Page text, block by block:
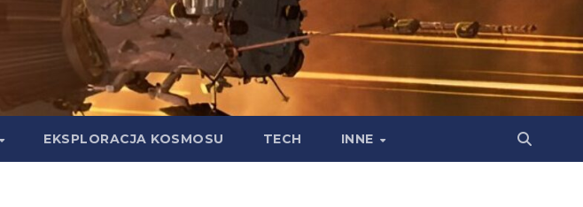
EKSPLORACJA KOSMOSU TECH INNE